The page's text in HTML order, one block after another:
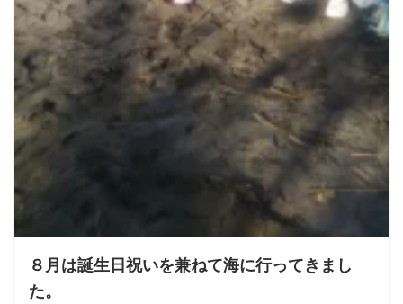
８月は誕生日祝いを兼ねて海に行ってきまし
た。